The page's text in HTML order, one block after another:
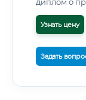
Узнать цену
Задать